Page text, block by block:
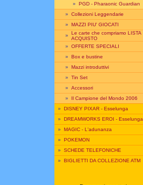
» PGD - Pharaonic Guardian
» Collezioni Leggendarie
» MAZZI PIU' GIOCATI
» Le carte che compriamo LISTA
ACQUISTO
» OFFERTE SPECIALI
» Box e bustine
» Mazzi introduttivi
» Tin Set
» Accessori
» Il Campione del Mondo 2006
» DISNEY PIXAR - Esselunga
» DREAMWORKS EROI - Esselunga
» MAGIC - L'adunanza
» POKEMON
» SCHEDE TELEFONICHE
» BIGLIETTI DA COLLEZIONE ATM